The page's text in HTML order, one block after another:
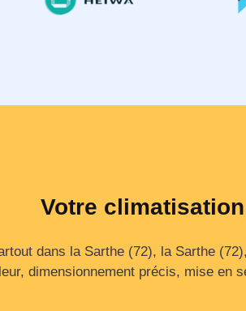
Votre
dans la Sarthe (72), la Sarthe
dimensionnement précis, mise en